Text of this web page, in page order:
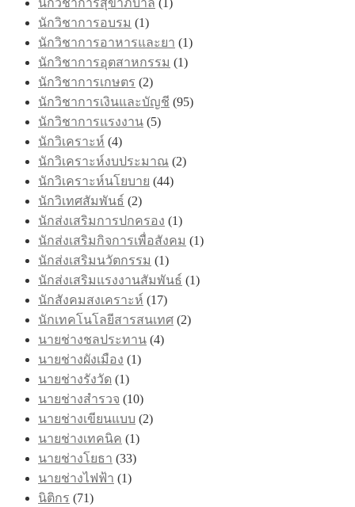
นักวิชาการอบรม (1)
นักวิชาการอาหารและยา (1)
นักวิชาการอุตสาหกรรม (1)
นักวิชาการเกษตร (2)
นักวิชาการเงินและบัญชี (95)
นักวิชาการแรงงาน (5)
นักวิเคราะห์ (4)
นักวิเคราะห์งบประมาณ (2)
นักวิเคราะห์นโยบาย (44)
นักวิเทศสัมพันธ์ (2)
นักส่งเสริมการปกครอง (1)
นักส่งเสริมกิจการเพื่อสังคม (1)
นักส่งเสริมนวัตกรรม (1)
นักส่งเสริมแรงงานสัมพันธ์ (1)
นักสังคมสงเคราะห์ (17)
นักเทคโนโลยีสารสนเทศ (2)
นายช่างชลประทาน (4)
นายช่างผังเมือง (1)
นายช่างรังวัด (1)
นายช่างสำรวจ (10)
นายช่างเขียนแบบ (2)
นายช่างเทคนิค (1)
นายช่างโยธา (33)
นายช่างไฟฟ้า (1)
นิติกร (71)